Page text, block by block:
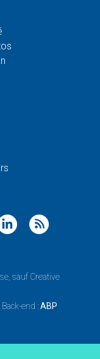
, sauf Creative
, Back-end :ABP